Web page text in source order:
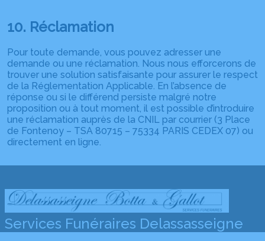
10. Réclamation
Pour toute demande, vous pouvez adresser une
demande ou une réclamation. Nous nous efforcerons de
trouver une solution satisfaisante pour assurer le respect
de la Réglementation Applicable. En l’absence de
réponse ou si le différend persiste malgré notre
proposition ou à tout moment, il est possible d’introduire
une réclamation auprès de la CNIL par courrier (3 Place
de Fontenoy – TSA 80715 – 75334 PARIS CEDEX 07) ou
directement en ligne.
Services Funéraires Delassasseigne